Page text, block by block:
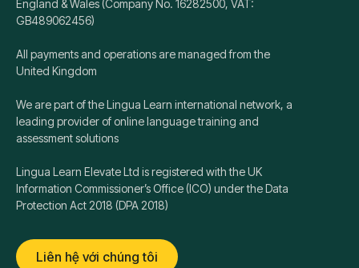
England & Wales (Company No. 16282500, VAT:
GB489062456)
All payments and operations are managed from the
United Kingdom
We are part of the Lingua Learn international network, a
leading provider of online language training and
assessment solutions
Lingua Learn Elevate Ltd is registered with the UK
Information Commissioner’s Office (ICO) under the Data
Protection Act 2018 (DPA 2018)
Liên hệ với chúng tôi